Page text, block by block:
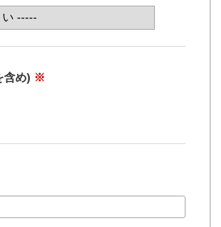
含め) ※